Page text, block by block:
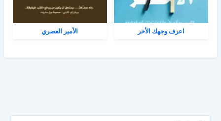
اعرف وجهك الأخر الأمير العصري